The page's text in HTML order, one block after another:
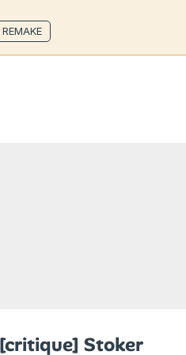
[critique] Stoker